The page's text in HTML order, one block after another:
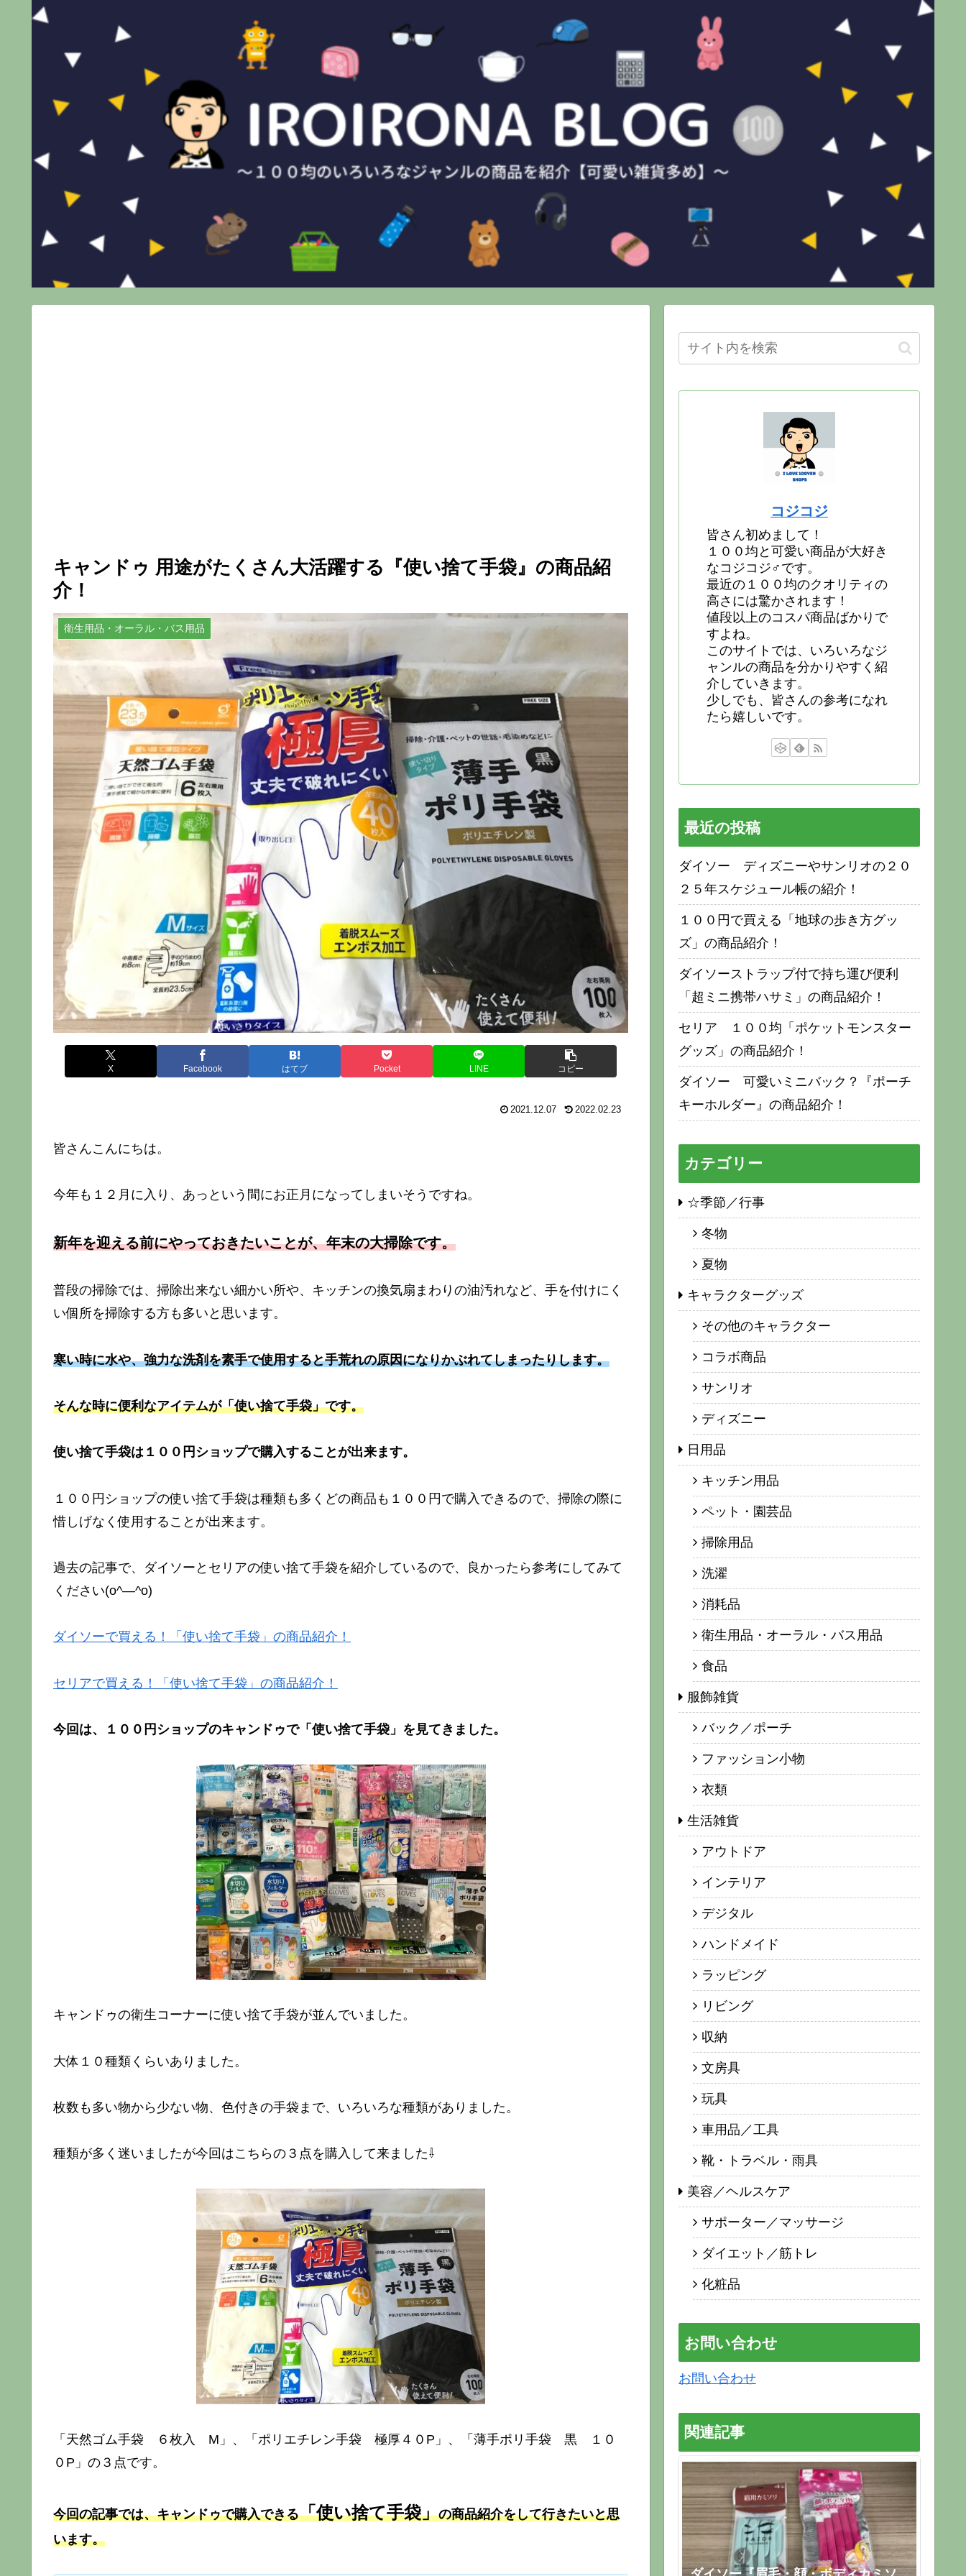
キャンドゥ 用途がたくさん大活躍する『使い捨て手袋』の商品紹
介！
衛生用品・オーラル・バス用品
X Facebook はてブ Pocket LINE コピー
2021.12.07 2022.02.23
皆さんこんにちは。
今年も１２月に入り、あっという間にお正月になってしまいそうですね。
新年を迎える前にやっておきたいことが、年末の大掃除です。
普段の掃除では、掃除出来ない細かい所や、キッチンの換気扇まわりの油汚れなど、手を付けにく
い個所を掃除する方も多いと思います。
寒い時に水や、強力な洗剤を素手で使用すると手荒れの原因になりかぶれてしまったりします。
そんな時に便利なアイテムが「使い捨て手袋」です。
使い捨て手袋は１００円ショップで購入することが出来ます。
１００円ショップの使い捨て手袋は種類も多くどの商品も１００円で購入できるので、掃除の際に
惜しげなく使用することが出来ます。
過去の記事で、ダイソーとセリアの使い捨て手袋を紹介しているので、良かったら参考にしてみて
ください(o^―^o)
ダイソーで買える！「使い捨て手袋」の商品紹介！
セリアで買える！「使い捨て手袋」の商品紹介！
今回は、１００円ショップのキャンドゥで「使い捨て手袋」を見てきました。
キャンドゥの衛生コーナーに使い捨て手袋が並んでいました。
大体１０種類くらいありました。
枚数も多い物から少ない物、色付きの手袋まで、いろいろな種類がありました。
種類が多く迷いましたが今回はこちらの３点を購入して来ました⇩
「天然ゴム手袋 ６枚入 M」、「ポリエチレン手袋 極厚４０P」、「薄手ポリ手袋 黒 １０
０P」の３点です。
今回の記事では、キャンドゥで購入できる「使い捨て手袋」の商品紹介をして行きたいと思
います。
コジコジ
皆さん初めまして！
１００均と可愛い商品が大好き
なコジコジ♂です。
最近の１００均のクオリティの
高さには驚かされます！
値段以上のコスパ商品ばかりで
すよね。
このサイトでは、いろいろなジ
ャンルの商品を分かりやすく紹
介していきます。
少しでも、皆さんの参考になれ
たら嬉しいです。
最近の投稿
ダイソー ディズニーやサンリオの２０
２５年スケジュール帳の紹介！
１００円で買える「地球の歩き方グッ
ズ」の商品紹介！
ダイソーストラップ付で持ち運び便利
「超ミニ携帯ハサミ」の商品紹介！
セリア １００均「ポケットモンスター
グッズ」の商品紹介！
ダイソー 可愛いミニバック？『ポーチ
キーホルダー』の商品紹介！
カテゴリー
☆季節／行事
冬物
夏物
キャラクターグッズ
その他のキャラクター
コラボ商品
サンリオ
ディズニー
日用品
キッチン用品
ペット・園芸品
掃除用品
洗濯
消耗品
衛生用品・オーラル・バス用品
食品
服飾雑貨
バック／ポーチ
ファッション小物
衣類
生活雑貨
アウトドア
インテリア
デジタル
ハンドメイド
ラッピング
リビング
収納
文房具
玩具
車用品／工具
靴・トラベル・雨具
美容／ヘルスケア
サポーター／マッサージ
ダイエット／筋トレ
化粧品
お問い合わせ
お問い合わせ
関連記事